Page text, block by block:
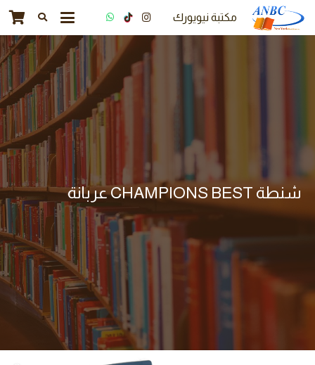
مكتبة نيويورك
شنطة CHAMPIONS BEST عربانة